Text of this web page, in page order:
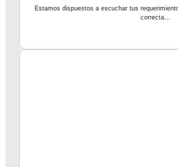
Estamos dispuestos a escuchar tus
correcta...